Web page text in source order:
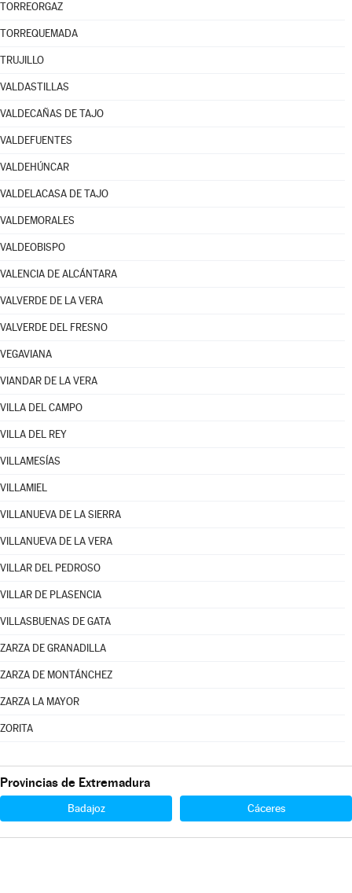
TORREORGAZ
TORREQUEMADA
TRUJILLO
VALDASTILLAS
VALDECAÑAS DE TAJO
VALDEFUENTES
VALDEHÚNCAR
VALDELACASA DE TAJO
VALDEMORALES
VALDEOBISPO
VALENCIA DE ALCÁNTARA
VALVERDE DE LA VERA
VALVERDE DEL FRESNO
VEGAVIANA
VIANDAR DE LA VERA
VILLA DEL CAMPO
VILLA DEL REY
VILLAMESÍAS
VILLAMIEL
VILLANUEVA DE LA SIERRA
VILLANUEVA DE LA VERA
VILLAR DEL PEDROSO
VILLAR DE PLASENCIA
VILLASBUENAS DE GATA
ZARZA DE GRANADILLA
ZARZA DE MONTÁNCHEZ
ZARZA LA MAYOR
ZORITA
Provincias de Extremadura
Badajoz Cáceres